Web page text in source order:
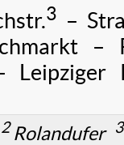
3 –
2Rolandufer 3